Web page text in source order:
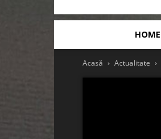
HOME
Acasă Actualitate